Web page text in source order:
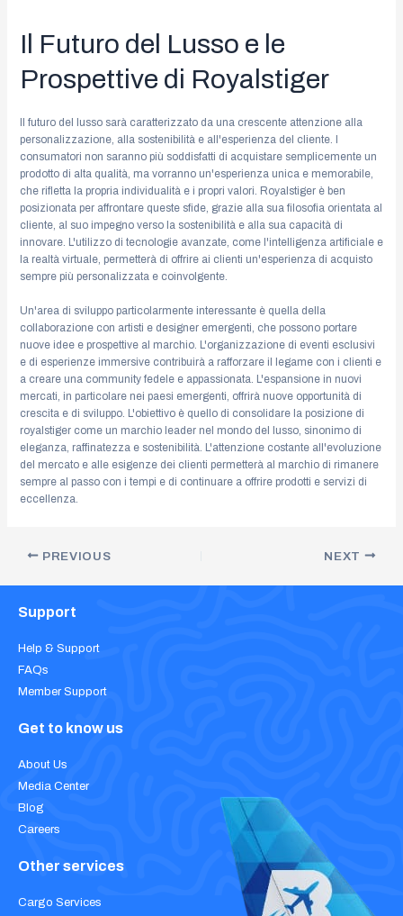
Il Futuro del Lusso e le
Prospettive di Royalstiger
Il futuro del lusso sarà caratterizzato da una crescente attenzione alla
personalizzazione, alla sostenibilità e all'esperienza del cliente. I
consumatori non saranno più soddisfatti di acquistare semplicemente un
prodotto di alta qualità, ma vorranno un'esperienza unica e memorabile,
che rifletta la propria individualità e i propri valori. Royalstiger è ben
posizionata per affrontare queste sfide, grazie alla sua filosofia orientata al
cliente, al suo impegno verso la sostenibilità e alla sua capacità di
innovare. L'utilizzo di tecnologie avanzate, come l'intelligenza artificiale e
la realtà virtuale, permetterà di offrire ai clienti un'esperienza di acquisto
sempre più personalizzata e coinvolgente.
Un'area di sviluppo particolarmente interessante è quella della
collaborazione con artisti e designer emergenti, che possono portare
nuove idee e prospettive al marchio. L'organizzazione di eventi esclusivi
e di esperienze immersive contribuirà a rafforzare il legame con i clienti e
a creare una community fedele e appassionata. L'espansione in nuovi
mercati, in particolare nei paesi emergenti, offrirà nuove opportunità di
crescita e di sviluppo. L'obiettivo è quello di consolidare la posizione di
royalstiger come un marchio leader nel mondo del lusso, sinonimo di
eleganza, raffinatezza e sostenibilità. L'attenzione costante all'evoluzione
del mercato e alle esigenze dei clienti permetterà al marchio di rimanere
sempre al passo con i tempi e di continuare a offrire prodotti e servizi di
eccellenza.
PREVIOUS NEXT
Support
Help & Support
FAQs
Member Support
Get to know us
About Us
Media Center
Blog
Careers
Other services
Cargo Services